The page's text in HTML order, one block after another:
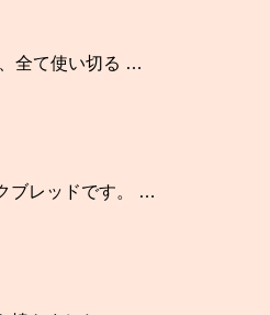
全て使い切る …
ブレッドです。 …